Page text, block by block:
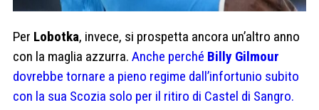
Per Lobotka, invece, si prospetta ancora un’altro anno
con la maglia azzurra. Anche perché Billy Gilmour
dovrebbe tornare a pieno regime dall’infortunio subito
con la sua Scozia solo per il ritiro di Castel di Sangro.